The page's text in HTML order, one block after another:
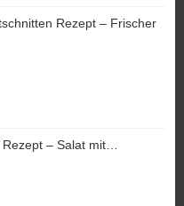
Rezept – Frischer
Rezept – Salat mit…